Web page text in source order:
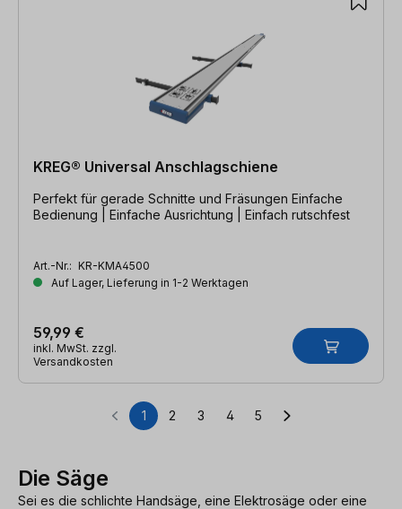
KREG® Universal Anschlagschiene
Perfekt für gerade Schnitte und Fräsungen Einfache
Bedienung | Einfache Ausrichtung | Einfach rutschfest
Art.-Nr.: KR-KMA4500
Auf Lager, Lieferung in 1-2 Werktagen
59,99 €
inkl. MwSt. zzgl.
Versandkosten
Seite
1 Seite
2 Seite
3 Seite
4 Seite
5
Die Säge
Sei es die schlichte Handsäge, eine Elektrosäge oder eine